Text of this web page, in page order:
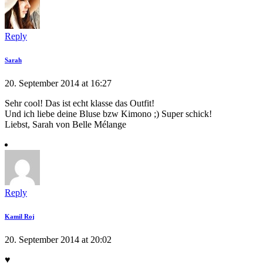
Reply
Sarah
20. September 2014 at 16:27
Sehr cool! Das ist echt klasse das Outfit!
Und ich liebe deine Bluse bzw Kimono ;) Super schick!
Liebst, Sarah von Belle Mélange
Reply
Kamil Roj
20. September 2014 at 20:02
♥